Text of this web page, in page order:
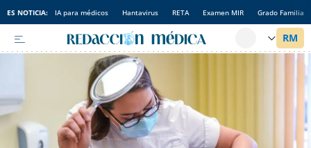
ES NOTICIA: IA para médicos Hantavirus RETA Examen MIR Grado Familia